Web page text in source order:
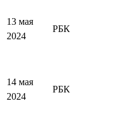
13 мая
2024
РБК
14 мая
2024
РБК